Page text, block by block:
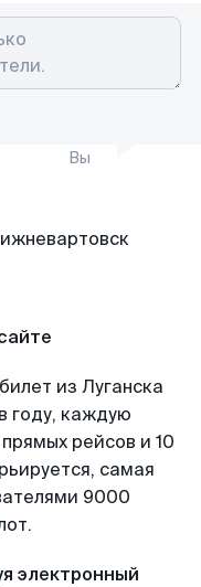
Вы
из Луганска
году, каждую
рейсов и 10
самая
9000
электронный